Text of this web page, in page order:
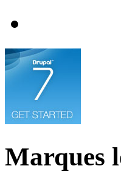
Marques